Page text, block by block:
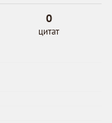
0
цитат